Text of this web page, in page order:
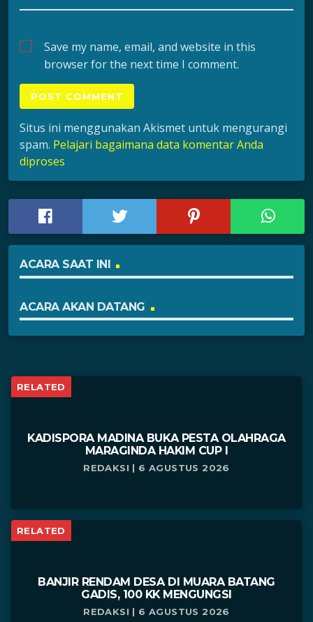
Save my name, email, and website in this
browser for the next time I comment.
Situs ini menggunakan Akismet untuk mengurangi
spam. Pelajari bagaimana data komentar Anda
diproses
ACARA SAAT INI
ACARA AKAN DATANG
RELATED
KADISPORA MADINA BUKA PESTA OLAHRAGA
MARAGINDA HAKIM CUP I
REDAKSI | 6 AGUSTUS 2026
RELATED
BANJIR RENDAM DESA DI MUARA BATANG
GADIS, 100 KK MENGUNGSI
REDAKSI | 6 AGUSTUS 2026